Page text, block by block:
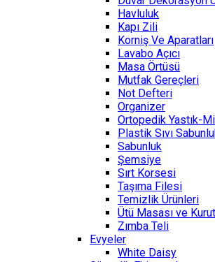
Havluluk
Kapı Zili
Korniş Ve Aparatları
Lavabo Açıcı
Masa Örtüsü
Mutfak Gereçleri
Not Defteri
Organizer
Ortopedik Yastık-
Plastik Sıvı
Sabunluk
Şemsiye
Sırt Korsesi
Taşıma Filesi
Temizlik Ürünleri
Ütü Masası ve
Zımba Teli
Evyeler
White Daisy